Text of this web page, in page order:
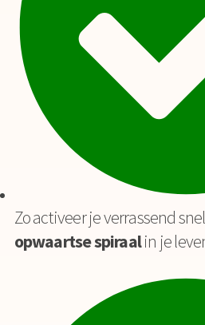
Zo activeer je verrassend
opwaartse spiraalin je